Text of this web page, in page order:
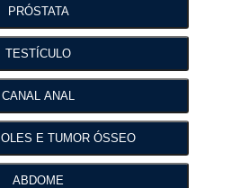
PRÓSTATA
TESTÍCULO
CANAL ANAL
E TUMOR ÓSSEO
ABDOME